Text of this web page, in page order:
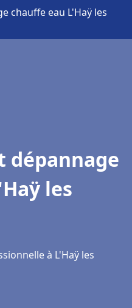
chauffe eau L'Haÿ les
les
à L'Haÿ les